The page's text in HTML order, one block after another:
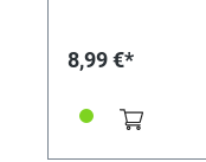
8,99 €*